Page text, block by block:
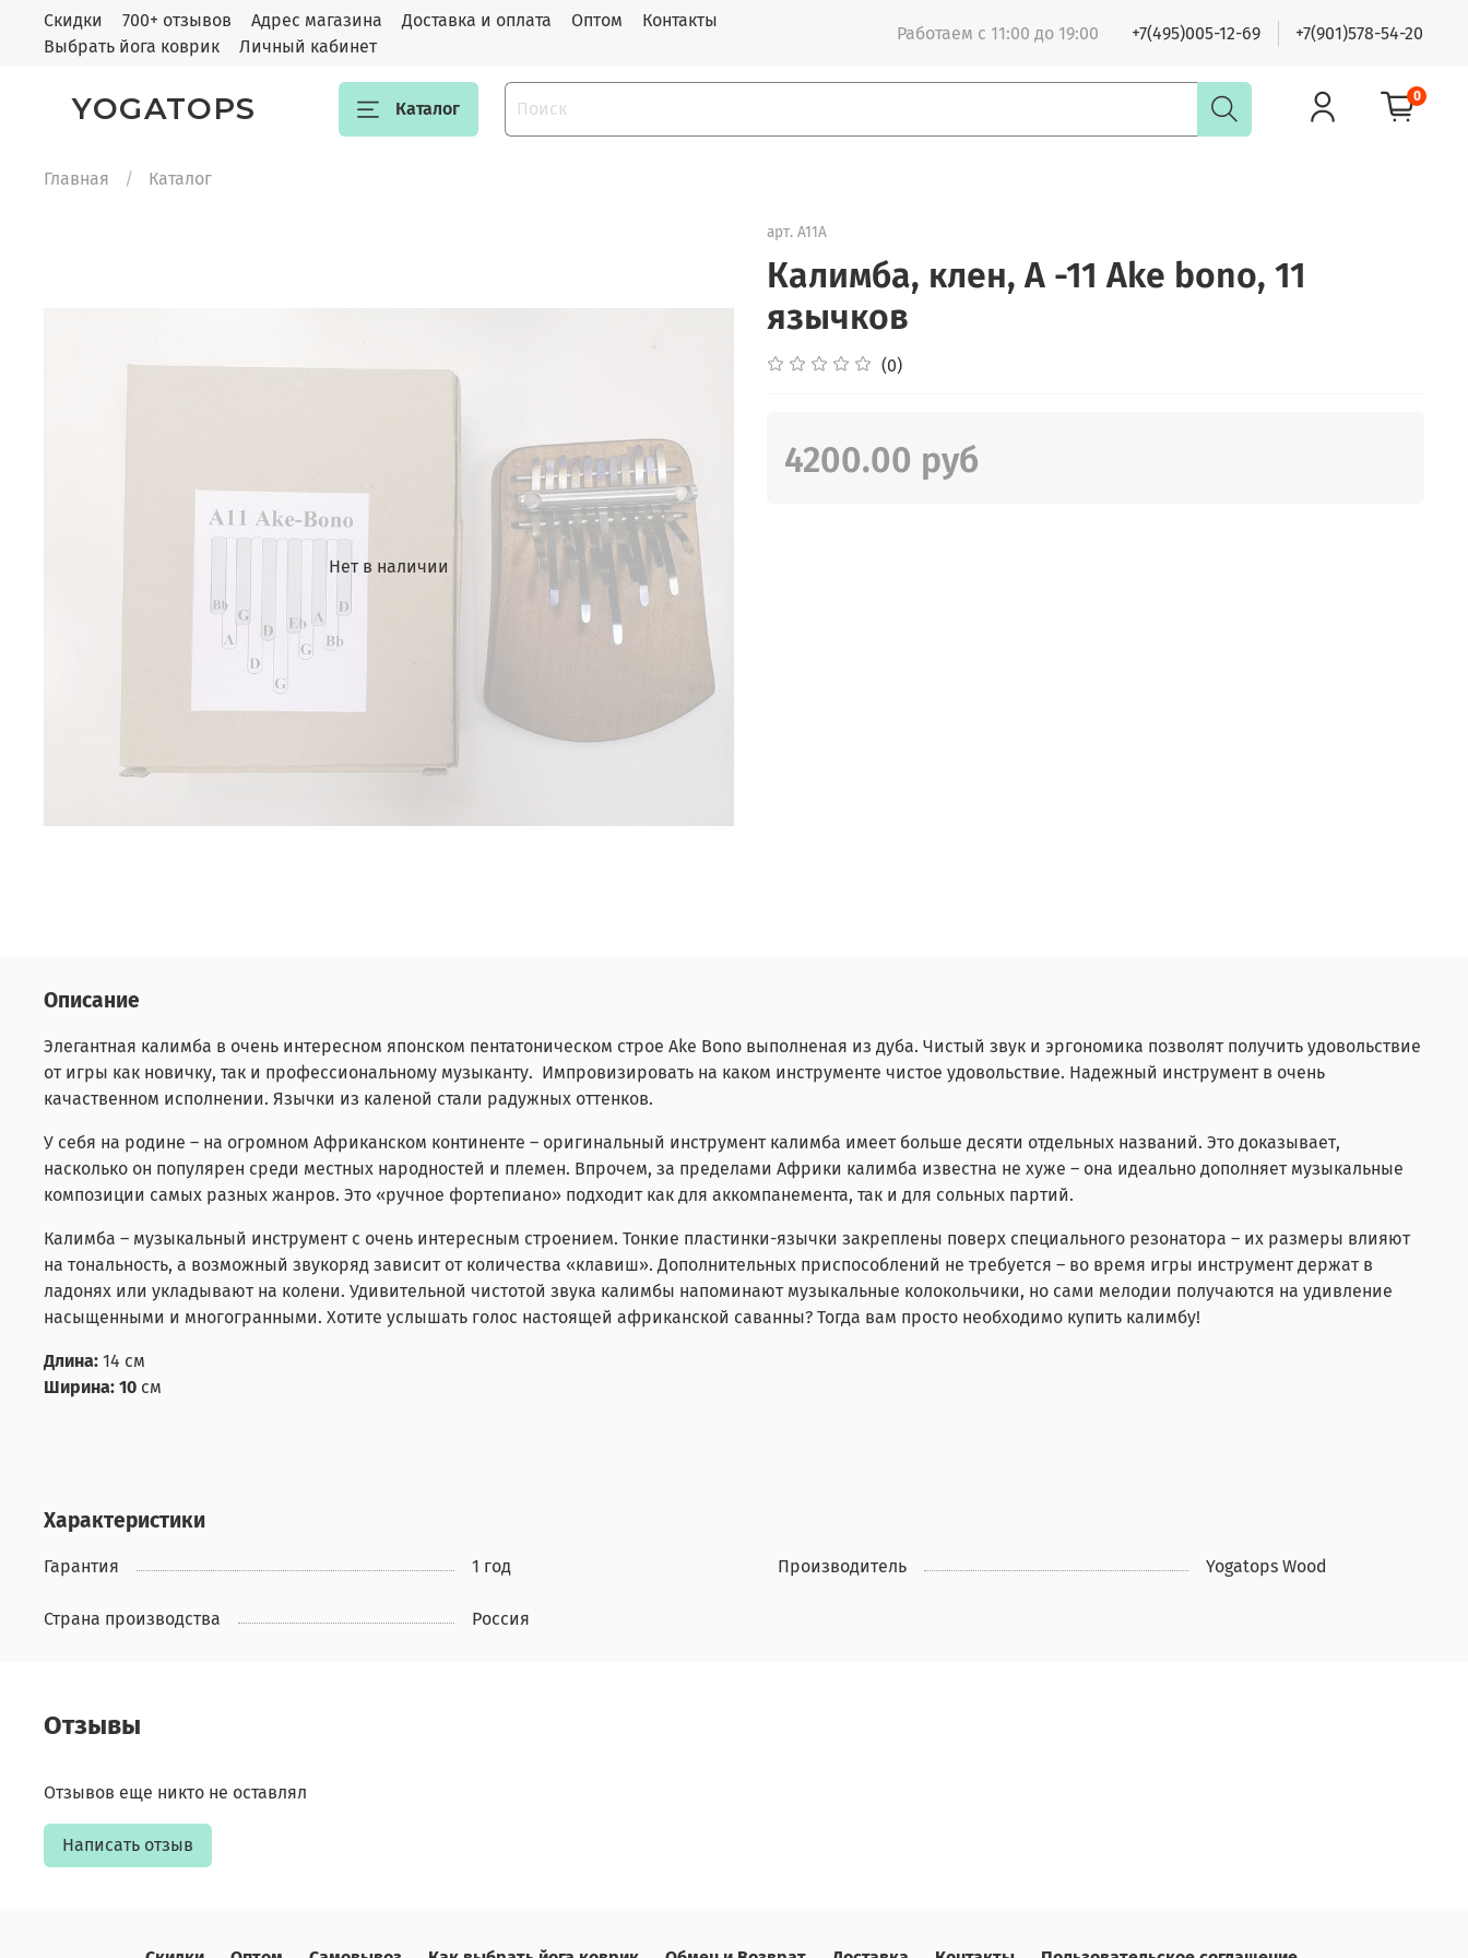
Скидки 700+ отзывов Адрес магазина Доставка и оплата Оптом
Контакты
Выбрать йога коврик
Личный кабинет
Работаем с 11:00 до 19:00 +7(495)005-12-69 +7(901)578-54-20
YOGATOPS Каталог
0
Главная Каталог
Нет в наличии
арт. A11A
Калимба, клен, A -11 Ake bono, 11
язычков
(0)
4200.00 руб
Описание
Элегантная калимба в очень интересном японском пентатоническом строе Ake Bono выполненая из дуба. Чистый звук и эргономика позволят получить удовольствие
от игры как новичку, так и профессиональному музыканту. Импровизировать на каком инструменте чистое удовольствие. Надежный инструмент в очень
качаственном исполнении. Язычки из каленой стали радужных оттенков.
У себя на родине – на огромном Африканском континенте – оригинальный инструмент калимба имеет больше десяти отдельных названий. Это доказывает,
насколько он популярен среди местных народностей и племен. Впрочем, за пределами Африки калимба известна не хуже – она идеально дополняет музыкальные
композиции самых разных жанров. Это «ручное фортепиано» подходит как для аккомпанемента, так и для сольных партий.
Калимба – музыкальный инструмент с очень интересным строением. Тонкие пластинки-язычки закреплены поверх специального резонатора – их размеры влияют
на тональность, а возможный звукоряд зависит от количества «клавиш». Дополнительных приспособлений не требуется – во время игры инструмент держат в
ладонях или укладывают на колени. Удивительной чистотой звука калимбы напоминают музыкальные колокольчики, но сами мелодии получаются на удивление
насыщенными и многогранными. Хотите услышать голос настоящей африканской саванны? Тогда вам просто необходимо купить калимбу!
Длина: 14 см
Ширина: 10 см
Характеристики
Гарантия 1 год Производитель Yogatops Wood
Страна производства Россия
Отзывы
Отзывов еще никто не оставлял
Написать отзыв